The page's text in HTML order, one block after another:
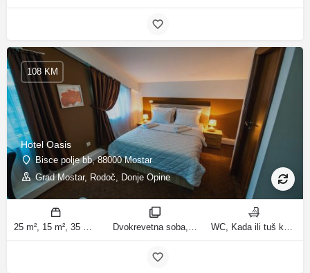
Hotel Oasis
Bisce polje bb, 88000 Mostar
Grad Mostar, Rodoč, Donje Opine
108 KM